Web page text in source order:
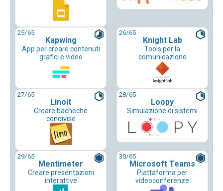
25/65
Kapwing
App per creare contenuti
grafici e video
26/65
Knight Lab
Tools per la
comunicazione
27/65
Linoit
Creare bacheche
condivise
28/65
Loopy
Simulazione di sistemi
29/65
Mentimeter
Creare presentazioni
interattive
30/65
Microsoft Teams
Piattaforma per
videoconferenze